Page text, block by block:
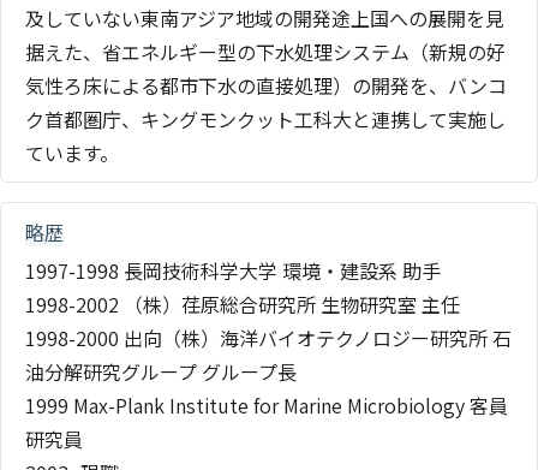
及していない東南アジア地域の開発途上国への展開を見
据えた、省エネルギー型の下水処理システム（新規の好
気性ろ床による都市下水の直接処理）の開発を、バンコ
ク首都圏庁、キングモンクット工科大と連携して実施し
ています。
略歴
1997-1998 長岡技術科学大学 環境・建設系 助手
1998-2002 （株）荏原総合研究所 生物研究室 主任
1998-2000 出向（株）海洋バイオテクノロジー研究所 石
油分解研究グループ グループ長
1999 Max-Plank Institute for Marine Microbiology 客員
研究員